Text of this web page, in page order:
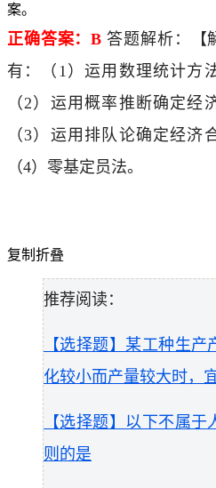
案。
正确答案：B 答题解析：【
有：（1）运用数理统计方
（2）运用概率推断确定经
（3）运用排队论确定经济
（4）零基定员法。
复制 折叠
推荐阅读：
【选择题】某工种生
化较小而产量较大时，
【选择题】以下不属
则的是